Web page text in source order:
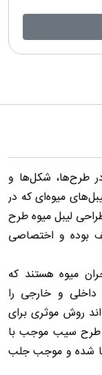
طرح‌ها، شکل‌ها و
میوه‌ای که در
لیبل میوه طرح
بوده و اختصاصی
میوه هستند که
داخلی و خارجی را
روش موثری برای
طرح سیب موجب با
شده و موجب جلب